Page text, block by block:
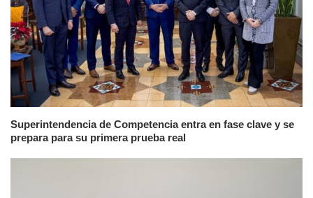
Superintendencia de Competencia entra en fase clave y se
prepara para su primera prueba real